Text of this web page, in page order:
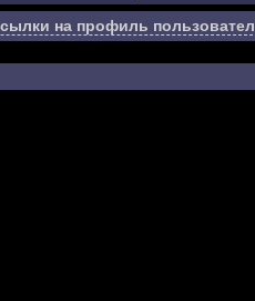
на профиль